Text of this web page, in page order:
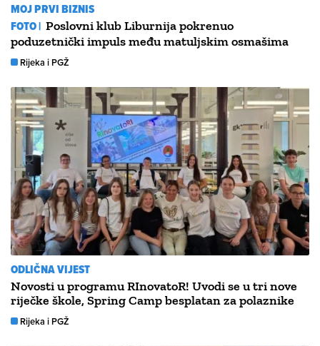
MOJ PRVI BIZNIS
FOTO | Poslovni klub Liburnija pokrenuo
poduzetnički impuls među matuljskim osmašima
Rijeka i PGŽ
ODLIČNA VIJEST
Novosti u programu RInovatoR! Uvodi se u tri nove
riječke škole, Spring Camp besplatan za polaznike
Rijeka i PGŽ